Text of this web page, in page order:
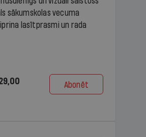
sākumskolas vecuma
lasītprasmi un rada
Abonēt